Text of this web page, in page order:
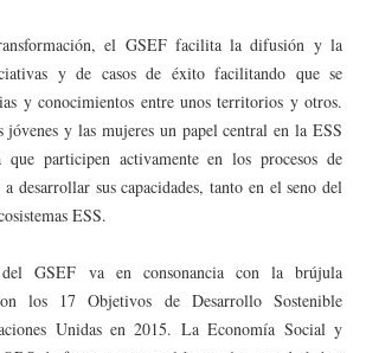
el GSEF facilita la difusión y la
y de casos de éxito facilitando que se
y conocimientos entre unos territorios y otros.
jóvenes y las mujeres un papel central en la ESS
que participen activamente en los procesos de
desarrollar sus capacidades, tanto en el seno del
ESS.
GSEF va en consonancia con la brújula
los 17 Objetivos de Desarrollo Sostenible
Unidas en 2015. La Economía Social y